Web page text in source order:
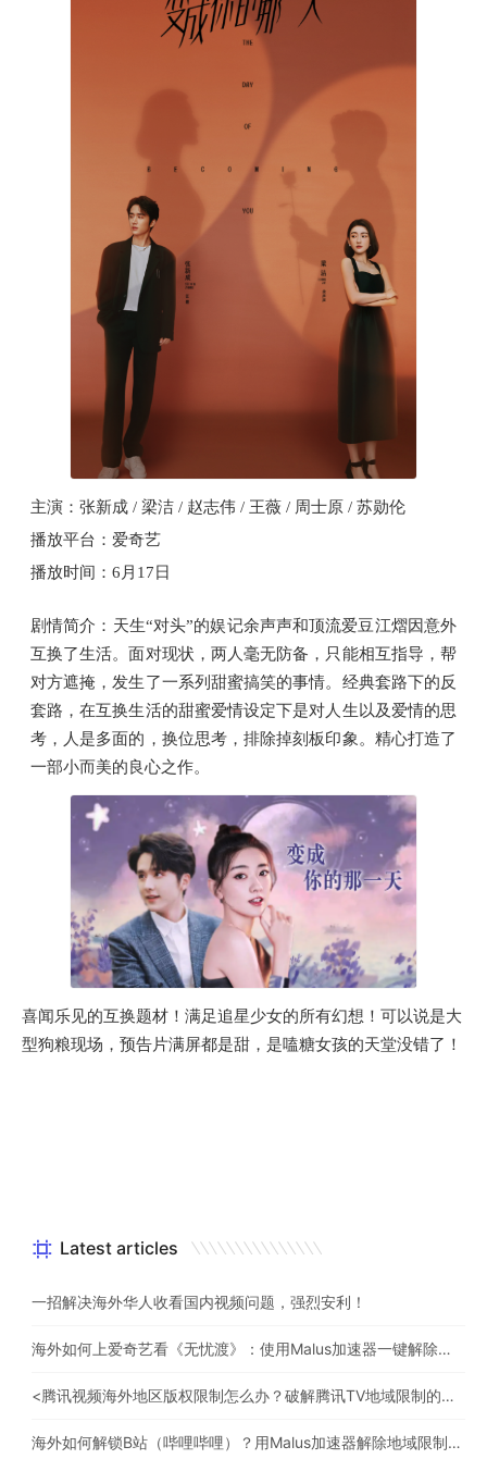
主演：张新成 / 梁洁 / 赵志伟 / 王薇 / 周士原 / 苏勋伦
播放平台：爱奇艺
播放时间：6月17日
剧情简介：天生“对头”的娱记余声声和顶流爱豆江熠因意外
互换了生活。面对现状，两人毫无防备，只能相互指导，帮
对方遮掩，发生了一系列甜蜜搞笑的事情。经典套路下的反
套路，在互换生活的甜蜜爱情设定下是对人生以及爱情的思
考，人是多面的，换位思考，排除掉刻板印象。精心打造了
一部小而美的良心之作。
喜闻乐见的互换题材！满足追星少女的所有幻想！可以说是大
型狗粮现场，预告片满屏都是甜，是嗑糖女孩的天堂没错了！
Latest articles
一招解决海外华人收看国内视频问题，强烈安利！
海外如何上爱奇艺看《无忧渡》：使用Malus加速器一键解除地域限制
<腾讯视频海外地区版权限制怎么办？破解腾讯TV地域限制的办法>
海外如何解锁B站（哔哩哔哩）？用Malus加速器解除地域限制，一键流畅追番